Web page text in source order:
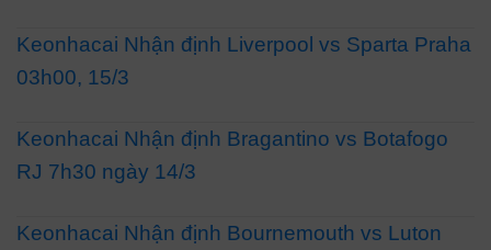
Keonhacai Nhận định Liverpool vs Sparta Praha
03h00, 15/3
Keonhacai Nhận định Bragantino vs Botafogo
RJ 7h30 ngày 14/3
Keonhacai Nhận định Bournemouth vs Luton